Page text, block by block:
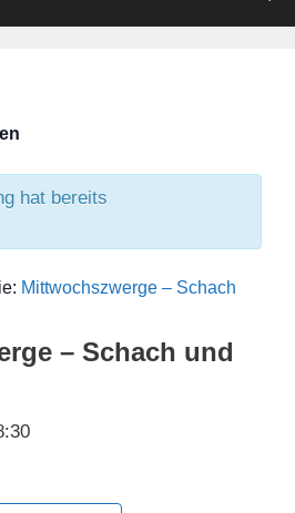
hat bereits
Mittwochszwerge – Schach
– Schach und